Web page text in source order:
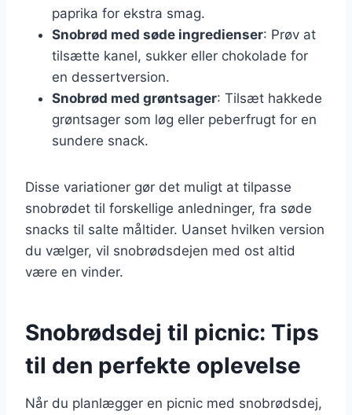
paprika for ekstra smag.
Snobrød med søde ingredienser: Prøv at
tilsætte kanel, sukker eller chokolade for
en dessertversion.
Snobrød med grøntsager: Tilsæt hakkede
grøntsager som løg eller peberfrugt for en
sundere snack.
Disse variationer gør det muligt at tilpasse
snobrødet til forskellige anledninger, fra søde
snacks til salte måltider. Uanset hvilken version
du vælger, vil snobrødsdejen med ost altid
være en vinder.
Snobrødsdej til picnic: Tips
til den perfekte oplevelse
Når du planlægger en picnic med snobrødsdej,